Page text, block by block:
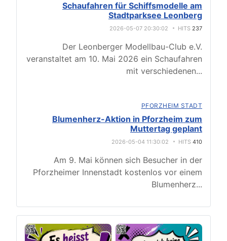
Schaufahren für Schiffsmodelle am
Stadtparksee Leonberg
2026-05-07 20:30:02 HITS 237
Der Leonberger Modellbau-Club e.V.
veranstaltet am 10. Mai 2026 ein Schaufahren
mit verschiedenen...
PFORZHEIM STADT
Blumenherz-Aktion in Pforzheim zum
Muttertag geplant
2026-05-04 11:30:02 HITS 410
Am 9. Mai können sich Besucher in der
Pforzheimer Innenstadt kostenlos vor einem
Blumenherz...